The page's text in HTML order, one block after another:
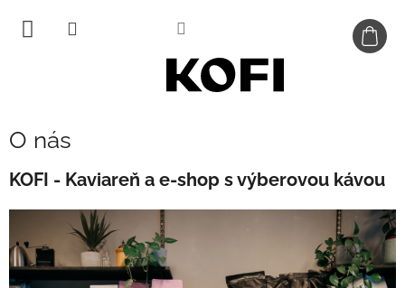
obsah
O nás
KOFI - Kaviareň a e-shop s výberovou kávou